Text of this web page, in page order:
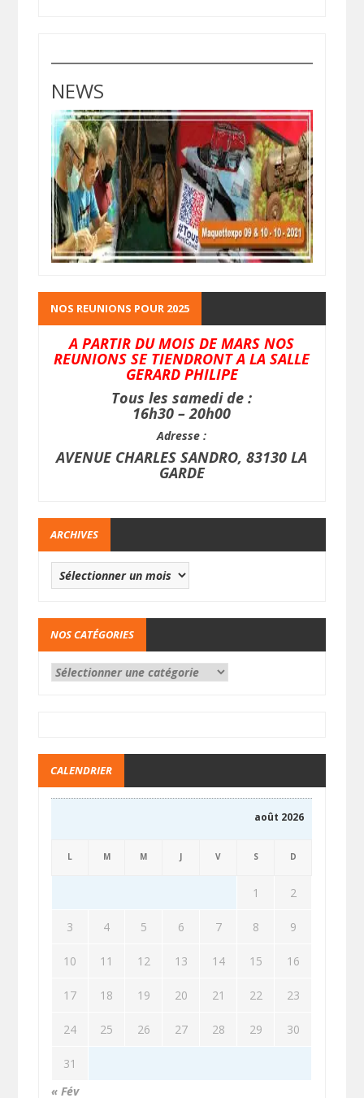
NEWS
NOS REUNIONS POUR 2025
A PARTIR DU MOIS DE MARS NOS
REUNIONS SE TIENDRONT A LA SALLE
GERARD PHILIPE
Tous les samedi de :
16h30 – 20h00
Adresse :
AVENUE CHARLES SANDRO, 83130 LA
GARDE
ARCHIVES
NOS CATÉGORIES
CALENDRIER
août 2026
L M M J V S D
1 2
3 4 5 6 7 8 9
10 11 12 13 14 15 16
17 18 19 20 21 22 23
24 25 26 27 28 29 30
31
« Fév